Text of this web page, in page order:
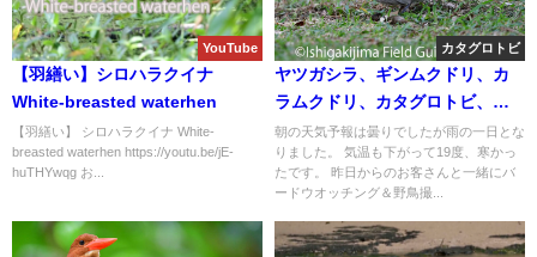
YouTube
【羽繕い】シロハラクイナ
White-breasted waterhen
【羽繕い】 シロハラクイナ White-
breasted waterhen https://youtu.be/jE-
huTHYwqg お...
カタグロトビ
ヤツガシラ、ギンムクドリ、カ
ラムクドリ、カタグロトビ、リ
ュウキュウサンショウクイ、ツ
クシガモ等など盛り沢山！！バ
ードウオッチング＆野鳥撮影ガ
朝の天気予報は曇りでしたが雨の一日とな
りました。 気温も下がって19度、寒かっ
たです。 昨日からのお客さんと一緒にバ
ードウオッチング＆野鳥撮...